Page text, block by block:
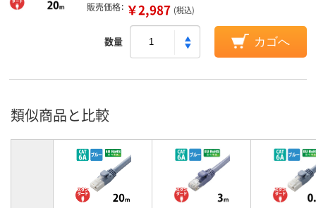
販売価格： ￥2,987 (税込)
数量 カゴへ
類似商品と比較